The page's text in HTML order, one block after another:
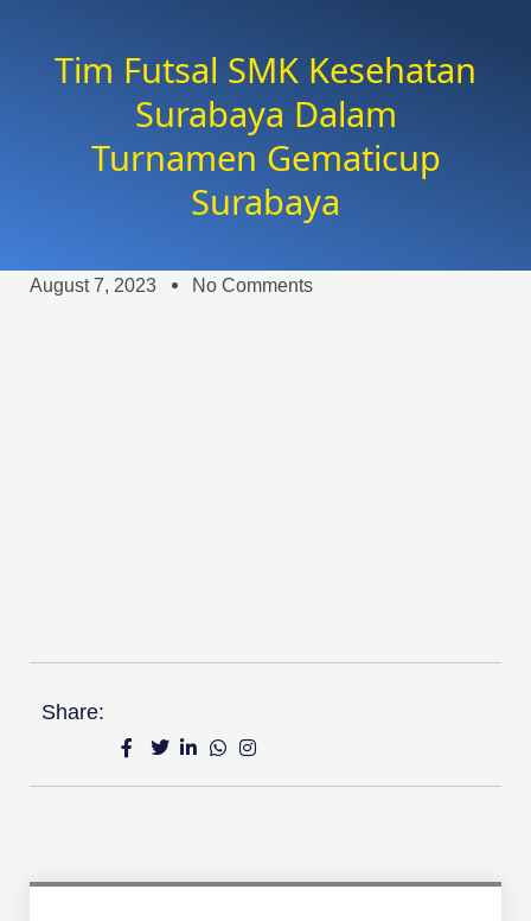
Tim Futsal SMK Kesehatan
Surabaya Dalam
Turnamen Gematicup
Surabaya
August 7, 2023 No Comments
Share: